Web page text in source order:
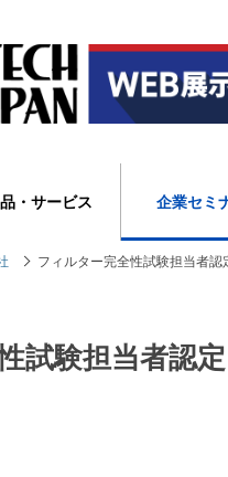
・サービス 企業セミ
フィルター完全性試験担当者
試験担当者認